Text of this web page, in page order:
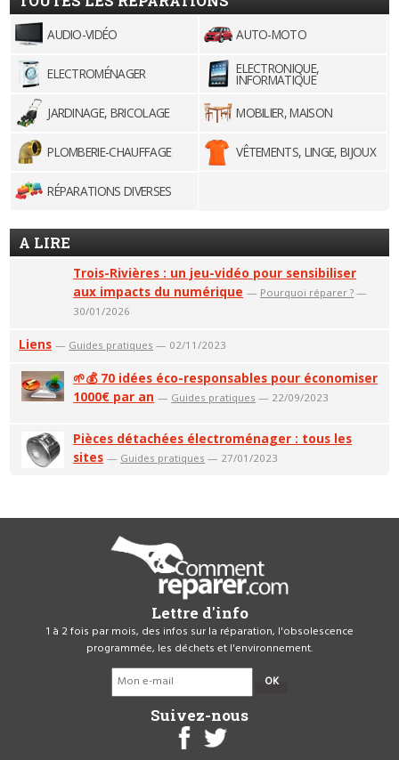
AUDIO-VIDÉO AUTO-MOTO
ELECTROMÉNAGER ELECTRONIQUE,
INFORMATIQUE
JARDINAGE, BRICOLAGE
MOBILIER, MAISON
PLOMBERIE-CHAUFFAGE VÊTEMENTS, LINGE, BIJOUX
RÉPARATIONS DIVERSES
A LIRE
Trois-Rivières : un jeu-vidéo pour sensibiliser
aux impacts du numérique — Pourquoi réparer ? —
30/01/2026
Liens — Guides pratiques — 02/11/2023
🌱💰 70 idées éco-responsables pour économiser
1000€ par an — Guides pratiques — 22/09/2023
Pièces détachées électroménager : tous les
sites — Guides pratiques — 27/01/2023
Lettre d'info
1 à 2 fois par mois, des infos sur la réparation, l'obsolescence
programmée, les déchets et l'environnement.
OK
Suivez-nous